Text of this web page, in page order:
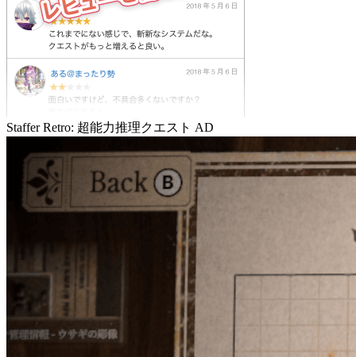
Staffer Retro: 超能力推理クエスト AD